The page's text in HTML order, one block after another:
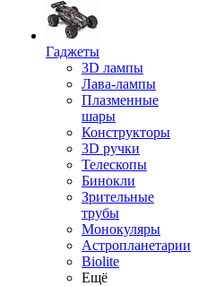
Гаджеты
3D лампы
Лава-лампы
Плазменные
шары
Конструкторы
3D ручки
Телескопы
Бинокли
Зрительные
трубы
Монокуляры
Астропланетарии
Biolite
Ещё